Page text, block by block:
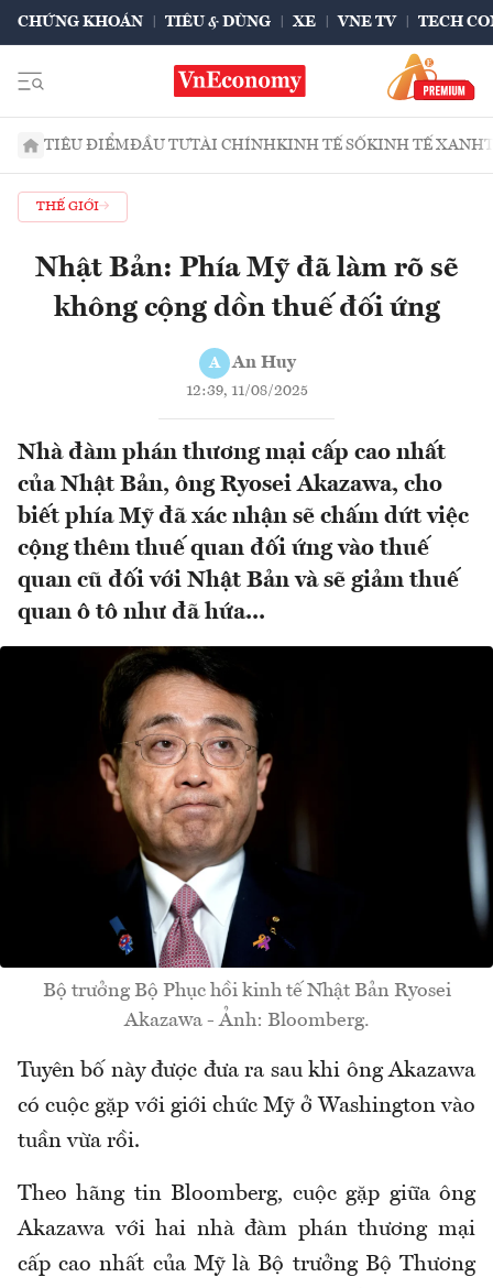
CHỨNG KHOÁN TIÊU & DÙNG XE VNE TV TECH
TIÊU ĐIỂMĐẦU TƯTÀI CHÍNHKINH TẾ SỐKINH TẾ XANH
THẾ GIỚI
Nhật Bản: Phía Mỹ đã làm rõ sẽ
không cộng dồn thuế đối ứng
A An Huy
12:39, 11/08/2025
Nhà đàm phán thương mại cấp cao nhất
của Nhật Bản, ông Ryosei Akazawa, cho
biết phía Mỹ đã xác nhận sẽ chấm dứt việc
cộng thêm thuế quan đối ứng vào thuế
quan cũ đối với Nhật Bản và sẽ giảm thuế
quan ô tô như đã hứa...
Bộ trưởng Bộ Phục hồi kinh tế Nhật Bản Ryosei
Akazawa - Ảnh: Bloomberg.
Tuyên bố này được đưa ra sau khi ông Akazawa
có cuộc gặp với giới chức Mỹ ở Washington vào
tuần vừa rồi.
Theo hãng tin Bloomberg, cuộc gặp giữa ông
Akazawa với hai nhà đàm phán thương mại
cấp cao nhất của Mỹ là Bộ trưởng Bộ Thương